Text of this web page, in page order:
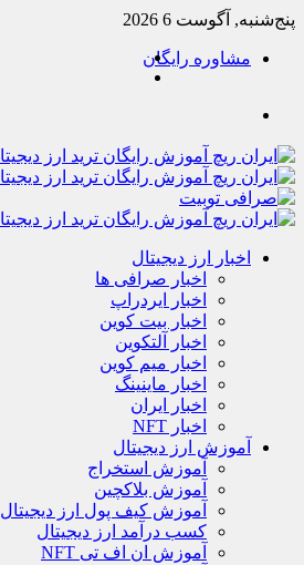
پنج‌شنبه, آگوست 6 2026
مشاوره رایگان
اخبار ارز دیجیتال
اخبار صرافی ها
اخبار ایردراپ
اخبار بیت کوین
اخبار آلتکوین
اخبار میم کوین
اخبار ماینینگ
اخبار ایران
اخبار NFT
آموزش ارز دیجیتال
آموزش استخراج
آموزش بلاکچین
آموزش کیف پول ارز دیجیتال
کسب درآمد ارز دیجیتال
آموزش ان اف تی NFT